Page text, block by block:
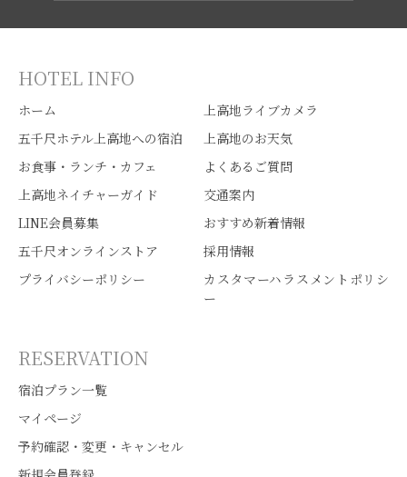
HOTEL INFO
ホーム
上高地ライブカメラ
五千尺ホテル上高地への宿泊
上高地のお天気
お食事・ランチ・カフェ
よくあるご質問
上高地ネイチャーガイド
交通案内
LINE会員募集
おすすめ新着情報
五千尺オンラインストア
採用情報
プライバシーポリシー
カスタマーハラスメントポリシ
ー
RESERVATION
宿泊プラン一覧
マイページ
予約確認・変更・キャンセル